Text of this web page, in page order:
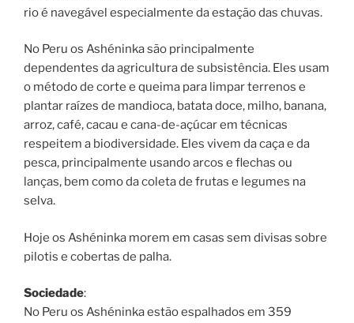
rio é navegável especialmente da estação das chuvas.
No Peru os Ashéninka são principalmente
dependentes da agricultura de subsistência. Eles usam
o método de corte e queima para limpar terrenos e
plantar raízes de mandioca, batata doce, milho, banana,
arroz, café, cacau e cana-de-açúcar em técnicas
respeitem a biodiversidade. Eles vivem da caça e da
pesca, principalmente usando arcos e flechas ou
lanças, bem como da coleta de frutas e legumes na
selva.
Hoje os Ashéninka morem em casas sem divisas sobre
pilotis e cobertas de palha.
Sociedade:
No Peru os Ashéninka estão espalhados em 359